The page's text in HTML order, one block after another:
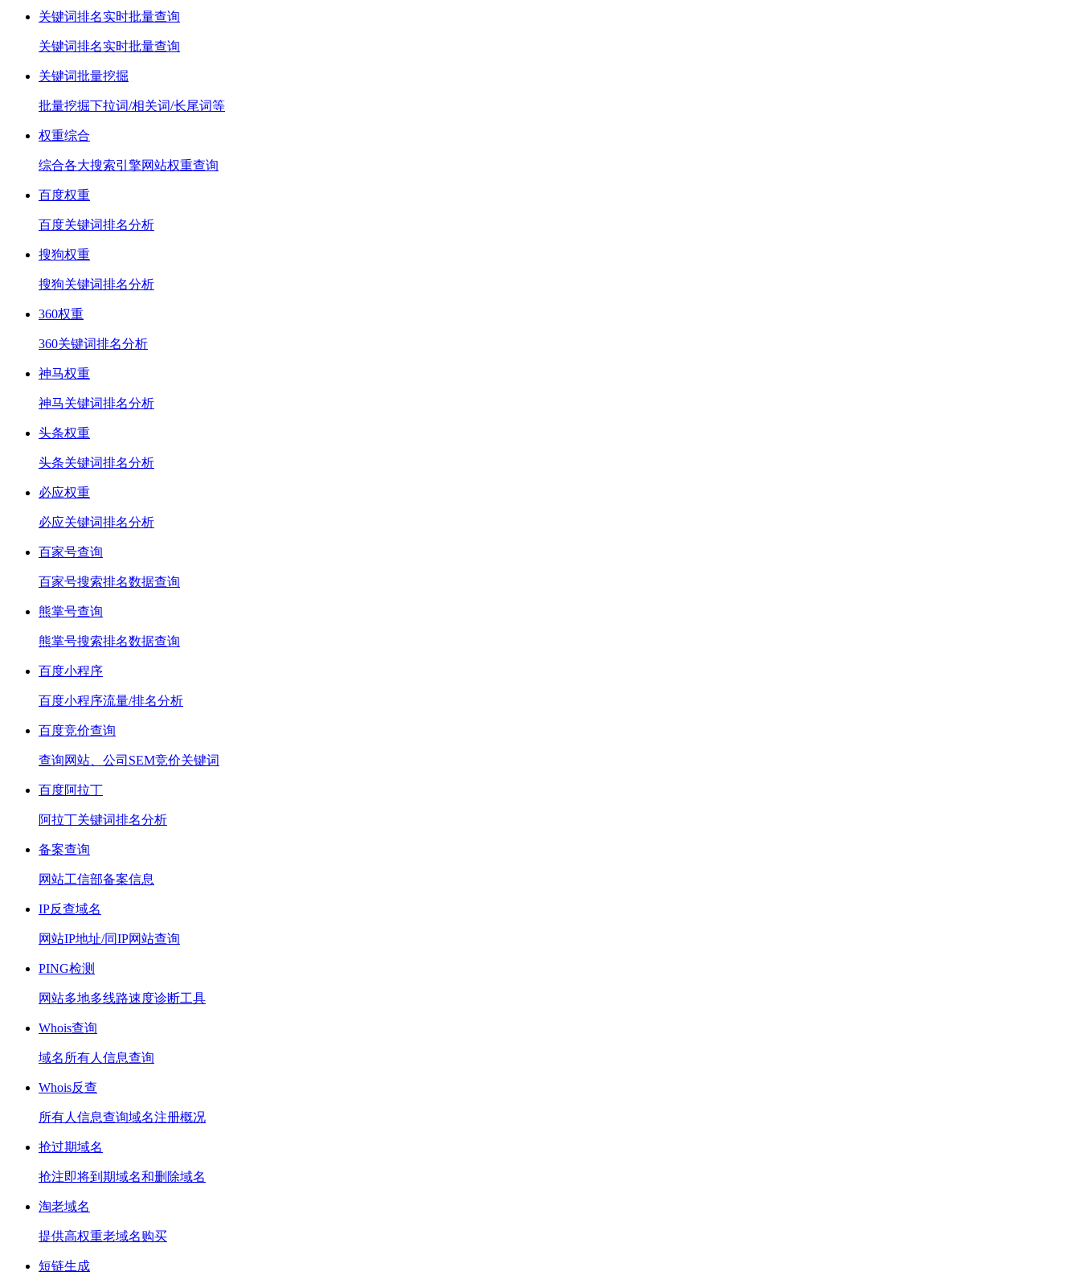
关键词排名实时批量查询
关键词排名实时批量查询
关键词批量挖掘
批量挖掘下拉词/相关词/长尾词等
权重综合
综合各大搜索引擎网站权重查询
百度权重
百度关键词排名分析
搜狗权重
搜狗关键词排名分析
360权重
360关键词排名分析
神马权重
神马关键词排名分析
头条权重
头条关键词排名分析
必应权重
必应关键词排名分析
百家号查询
百家号搜索排名数据查询
熊掌号查询
熊掌号搜索排名数据查询
百度小程序
百度小程序流量/排名分析
百度竞价查询
查询网站、公司SEM竞价关键词
百度阿拉丁
阿拉丁关键词排名分析
备案查询
网站工信部备案信息
IP反查域名
网站IP地址/同IP网站查询
PING检测
网站多地多线路速度诊断工具
Whois查询
域名所有人信息查询
Whois反查
所有人信息查询域名注册概况
抢过期域名
抢注即将到期域名和删除域名
淘老域名
提供高权重老域名购买
短链生成